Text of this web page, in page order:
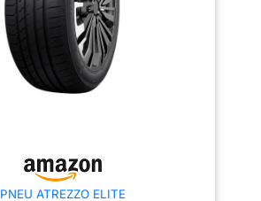
PNEU ATREZZO ELITE